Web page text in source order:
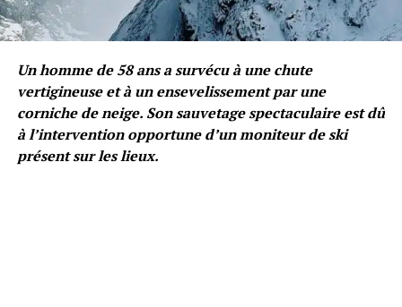
Un homme de 58 ans a survécu à une chute
vertigineuse et à un ensevelissement par une
corniche de neige. Son sauvetage spectaculaire est dû
à l’intervention opportune d’un moniteur de ski
présent sur les lieux.